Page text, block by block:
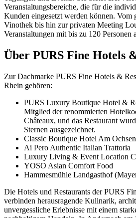
Veranstaltungsbereiche, die für die
Kunden eingesetzt werden können.
Vinothek bis hin zur privaten Meeting
Veranstaltungen mit bis zu 120 Personen
Über PURS Fine Hotels
Zur Dachmarke PURS Fine Hotels &
Rhein gehören:
PURS Luxury Boutique Hotel &
Mitglied der renommierten
Châteaux, und das Restaurant
Sternen ausgezeichnet.
Classic Boutique Hotel Am
Ai Pero Authentic Italian Trattoria
Luxury Living & Event Location
YOSO Asian Comfort Food
Hammesmühle Landgasthof
Die Hotels und Restaurants der PURS
verbinden herausragende Kulinarik,
unvergessliche Erlebnisse mit einem